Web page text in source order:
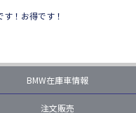
！お得です！
BMW在庫車情報
注文販売